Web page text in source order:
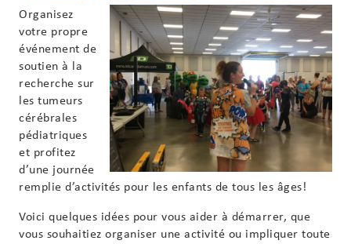
Organisez
votre propre
événement de
soutien à la
recherche sur
les tumeurs
cérébrales
pédiatriques
et profitez
d’une journée
remplie d’activités pour les enfants de tous les âges!
Voici quelques idées pour vous aider à démarrer, que
vous souhaitiez organiser une activité ou impliquer toute